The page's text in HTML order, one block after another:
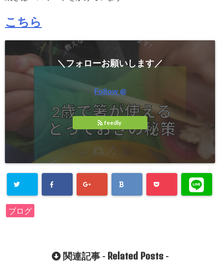
こちら
＼フォローお願いします／
Follow @
feedly
ブログ
関連記事 - Related Posts-